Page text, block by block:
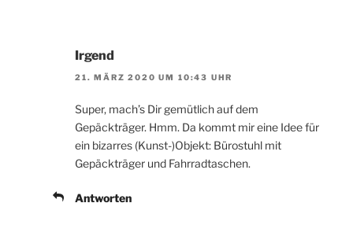
Irgend
21. MÄRZ 2020 UM 10:43 UHR
Super, mach’s Dir gemütlich auf dem
Gepäckträger. Hmm. Da kommt mir eine Idee für
ein bizarres (Kunst-)Objekt: Bürostuhl mit
Gepäckträger und Fahrradtaschen.
Antworten